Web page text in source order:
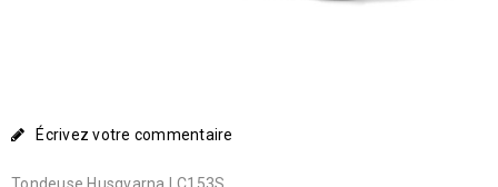
Écrivez votre commentaire